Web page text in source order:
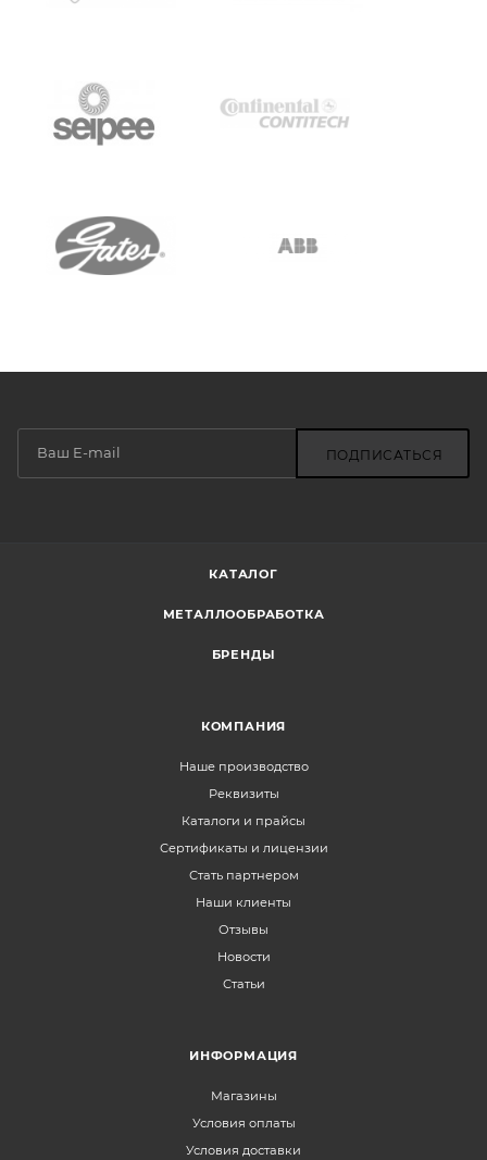
ПОДПИСАТЬСЯ
КАТАЛОГ
МЕТАЛЛООБРАБОТКА
БРЕНДЫ
КОМПАНИЯ
Наше производство
Реквизиты
Каталоги и прайсы
Сертификаты и лицензии
Стать партнером
Наши клиенты
Отзывы
Новости
Статьи
ИНФОРМАЦИЯ
Магазины
Условия оплаты
Условия доставки